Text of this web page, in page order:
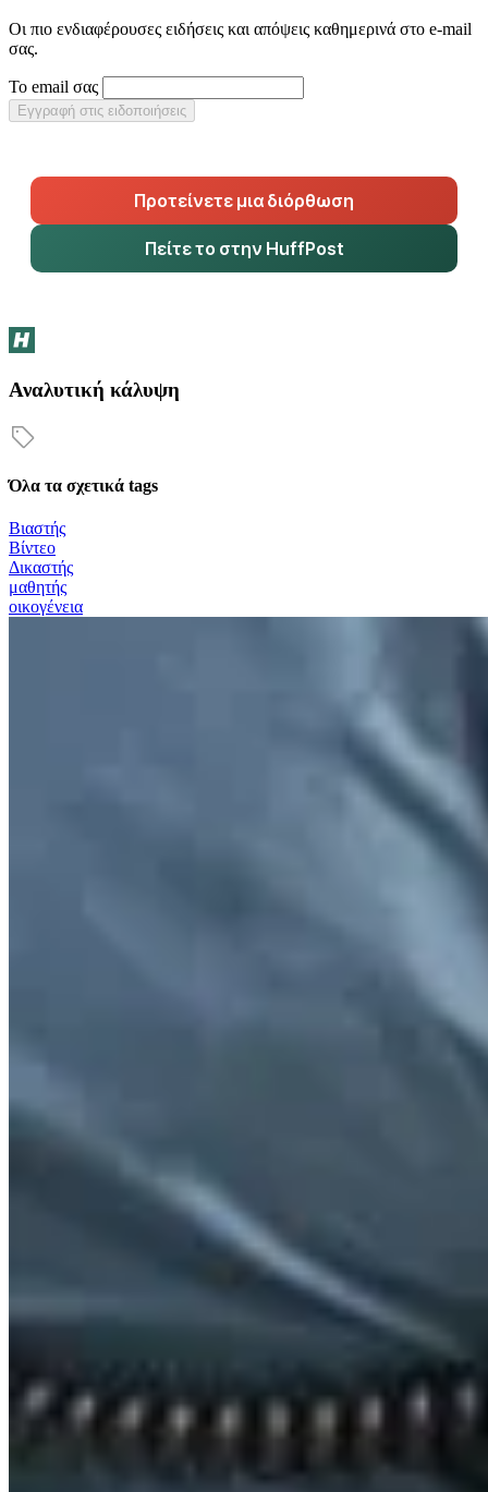
Οι πιο ενδιαφέρουσες ειδήσεις και απόψεις καθημερινά στο e-mail
σας.
Το email σας
Εγγραφή στις ειδοποιήσεις
Προτείνετε μια διόρθωση
Πείτε το στην HuffPost
Αναλυτική κάλυψη
Όλα τα σχετικά tags
Βιαστής
Βίντεο
Δικαστής
μαθητής
οικογένεια